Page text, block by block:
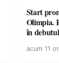
Start
Olimpia.
în
acum 11